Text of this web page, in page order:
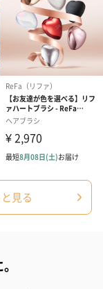
すめです。
）
テディベア（
見る